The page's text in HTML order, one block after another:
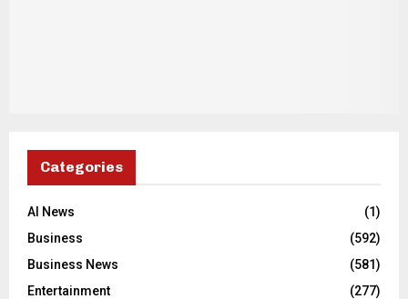
Categories
AI News
(1)
Business
(592)
Business News
(581)
Entertainment
(277)